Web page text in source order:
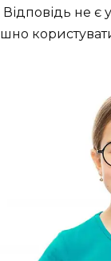
не є